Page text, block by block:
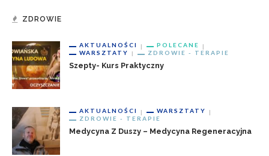
ZDROWIE
AKTUALNOŚCI
POLECANE
WARSZTATY
ZDROWIE - TERAPIE
Szepty- Kurs Praktyczny
AKTUALNOŚCI
WARSZTATY
ZDROWIE - TERAPIE
Medycyna Z Duszy – Medycyna Regeneracyjna